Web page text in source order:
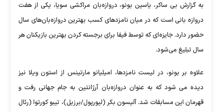
به گزارش بی ساکر، یاسین بونو، دروازه‌بان مراکشی سویا، یکی از هفت
دروازه بانی است که در میان نامزدهای کسب بهترین دروازه‌بان‌های سال
حضور دارد. جایزه‌ای که توسط فیفا برای برجسته کردن بهترین بازیکنان هر
سال تبلیغ می‌شود.
علاوه بر بونو، در لیست نامزدها، امیلیانو مارتینس از استون ویلا نیز
دیده می شود که به عنوان دروازه‌بان آرژانتین به جام جهانی رفت و
قهرمان این مسابقات شد. آلیسون بکر (لیورپول/برزیل)، تیبو کورتوا (رئال